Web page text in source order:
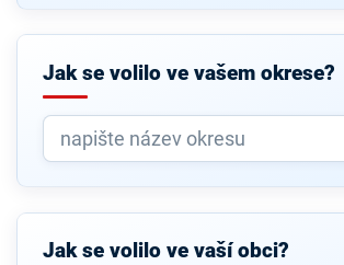
Jak se volilo ve vašem okrese?
Jak se volilo ve vaší obci?